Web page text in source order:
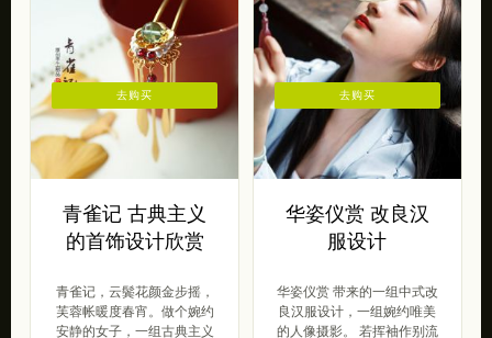
青雀记 古典主义
的首饰设计欣赏
青雀记，云鬓花颜金步摇，
芙蓉帐暖度春宵。做个婉约
安静的女子，一组古典主义
去购买
华姿仪赏 改良汉
服设计
华姿仪赏 带来的一组中式改
良汉服设计，一组婉约唯美
的人像摄影。 若挥袖作别流
去购买